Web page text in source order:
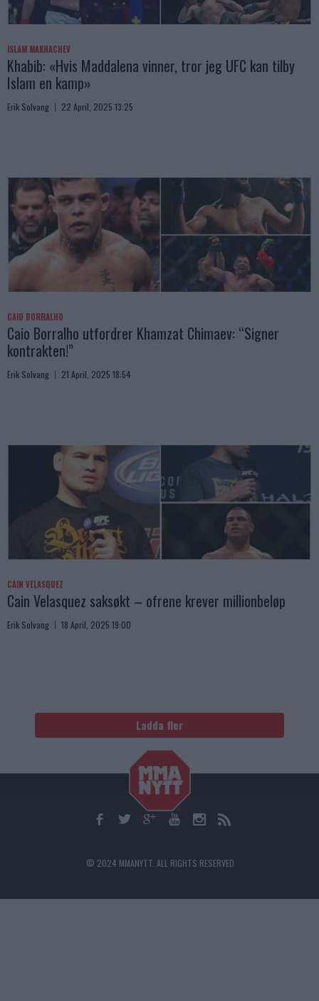
ISLAM MAKHACHEV
Khabib: «Hvis Maddalena vinner, tror jeg UFC kan tilby
Islam en kamp»
Erik Solvang 22 April, 2025 13:25
CAIO BORRALHO
Caio Borralho utfordrer Khamzat Chimaev: “Signer
kontrakten!”
Erik Solvang 21 April, 2025 18:54
CAIN VELASQUEZ
Cain Velasquez saksøkt – ofrene krever millionbeløp
Erik Solvang 18 April, 2025 19:00
Ladda fler
© 2024 MMANYTT. ALL RIGHTS RESERVED